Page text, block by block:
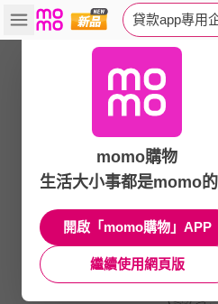
momo購物
生活大小事都是momo
開啟「momo購物」APP
繼續使用網頁版